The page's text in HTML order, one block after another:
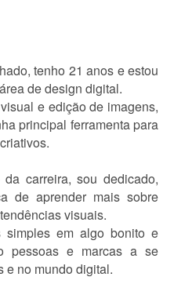
tenho 21 anos e estou
de design digital.
e edição de imagens,
principal ferramenta para
carreira, sou dedicado,
de aprender mais sobre
visuais.
simples em algo bonito e
pessoas e marcas a se
e no mundo digital.